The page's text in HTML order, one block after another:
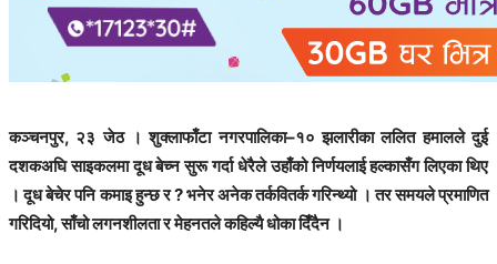
कञ्चनपुर, २३ जेठ । शुक्लाफाँटा नगरपालिका–१० झलारीका ललित हमालले दुई
दशकअघि साइकलमा दूध बेच्न सुरू गर्दा धेरैले उहाँको निर्णयलाई हल्कासँग लिएका थिए
। दूध बेचेर पनि कमाइ हुन्छ र ? भनेर अनेक तर्कवितर्क गरिन्थ्यो । तर समयले प्रमाणित
गरिदियो, साँचो लगनशीलता र मेहनतले कहिल्यै धोका दिँदैन ।